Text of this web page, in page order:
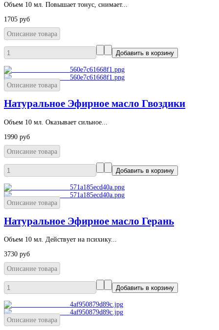
Объем 10 мл. Повышает тонус, снимает...
1705 руб
Описание товара
Описание товара
Натуральное Эфирное масло Гвоздики
Объем 10 мл. Оказывает сильное...
1990 руб
Описание товара
Описание товара
Натуральное Эфирное масло Герань
Объем 10 мл. Действует на психику...
3730 руб
Описание товара
Описание товара